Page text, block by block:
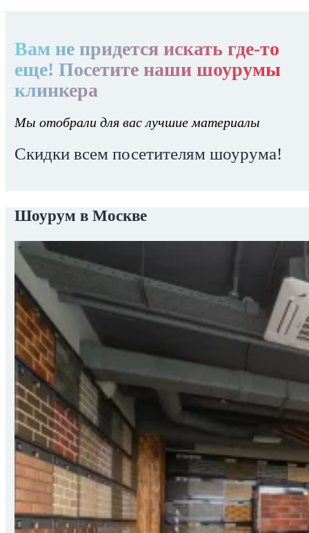
Вам не придется искать где-то
еще! Посетите наши шоурумы
клинкера
Мы отобрали для вас лучшие материалы
Скидки всем посетителям шоурума!
Шоурум в Москве